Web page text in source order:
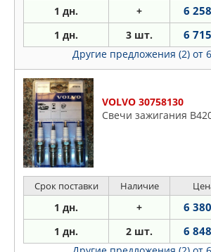
1 дн. + 6
1 дн. 3 шт. 6
Другие предложения (2) от
VOLVO 30758130
Свечи зажигания
Срок поставки Наличие
1 дн. + 6
1 дн. 2 шт. 6